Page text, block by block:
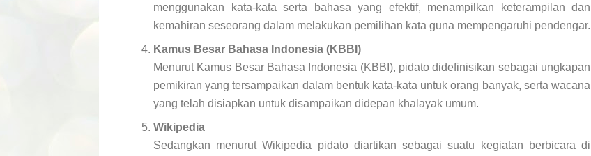
menggunakan kata-kata serta bahasa yang efektif, menampilkan keterampilan dan
kemahiran seseorang dalam melakukan pemilihan kata guna mempengaruhi pendengar.
Kamus Besar Bahasa Indonesia (KBBI)
Menurut Kamus Besar Bahasa Indonesia (KBBI), pidato didefinisikan sebagai ungkapan
pemikiran yang tersampaikan dalam bentuk kata-kata untuk orang banyak, serta wacana
yang telah disiapkan untuk disampaikan didepan khalayak umum.
Wikipedia
Sedangkan menurut Wikipedia pidato diartikan sebagai suatu kegiatan berbicara di